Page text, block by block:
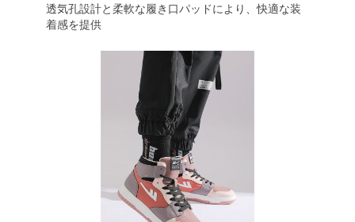
透気孔設計と柔軟な履き口パッドにより、快適な装
着感を提供